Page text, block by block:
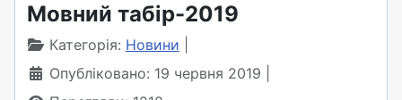
Мовний табір-2019
Категорія: Новини
Опубліковано: 19 червня 2019